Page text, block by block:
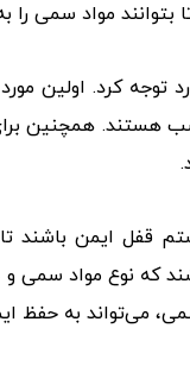
مواد سمی را
توجه کرد. اولین
هستند. همچنین
قفل ایمن باشند
که نوع مواد سمی
می‌تواند به حفظ